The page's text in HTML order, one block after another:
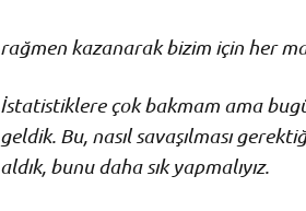
rağmen kazanarak bizim için her
İstatistiklere çok bakmam ama
geldik. Bu, nasıl savaşılması
aldık, bunu daha sık yapmalıyız.